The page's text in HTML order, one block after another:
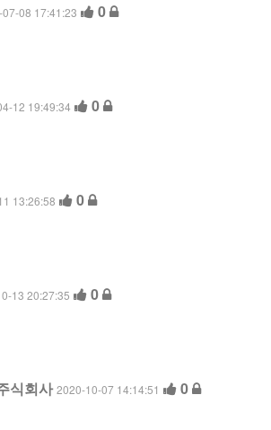
08 17:41:23 0
12 19:49:34 0
13:26:58 0
13 20:27:35 0
식회사2020-10-07 14:14:51 0